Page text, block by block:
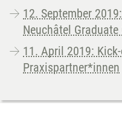
12. September
Neuchâtel Graduate
11. April 2019:
Praxispartner*innen